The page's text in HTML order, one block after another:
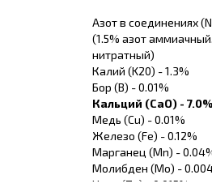
Азот в соединениях
(1.5% азот
нитратный)
Калий (K20) - 1.3%
Бор (B) - 0.01%
Кальций (СаO) - 7.0%
Медь (Cu) - 0.01%
Железо (Fe) - 0.12%
Марганец (Mn) -
Молибден (Mо) -
Цинк (Zn) - 0.015%